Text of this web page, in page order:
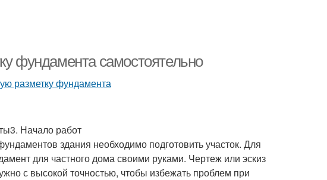
фундамента самостоятельно
Начало работ
здания необходимо подготовить участок. Для
для частного дома своими руками. Чертеж или эскиз
с высокой точностью, чтобы избежать проблем при